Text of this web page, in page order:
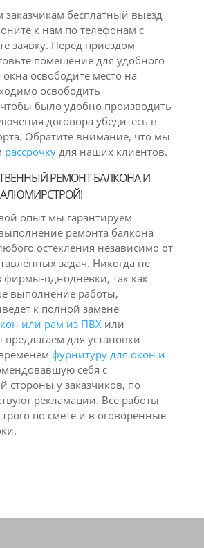
заказчикам бесплатный выезд
к нам по телефонам с
заявку. Перед приездом
помещение для удобного
освободите место на
освободить
чтобы было удобно производить
договора убедитесь в
Обратите внимание, что мы
рассрочкудля наших клиентов.
РЕМОНТ БАЛКОНА И
АЛЮМИРСТРОЙ!
опыт мы гарантируем
ремонта балкона
остекления независимо от
задач. Никогда не
фирмы-однодневки, так как
выполнение работы,
к полной замене
или рам из ПВХили
для установки
фурнитуру для окон и
себя с
стороны у заказчиков, по
рекламации. Все работы
по смете и в оговоренные